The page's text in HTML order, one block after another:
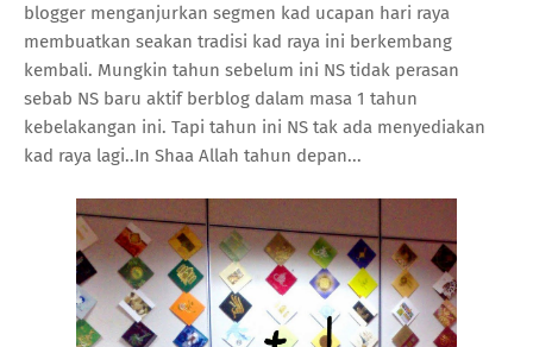
blogger menganjurkan segmen kad ucapan hari raya
membuatkan seakan tradisi kad raya ini berkembang
kembali. Mungkin tahun sebelum ini NS tidak perasan
sebab NS baru aktif berblog dalam masa 1 tahun
kebelakangan ini. Tapi tahun ini NS tak ada menyediakan
kad raya lagi..In Shaa Allah tahun depan...